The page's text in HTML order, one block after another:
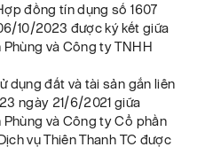
đồng tín dụng số 1607
10/2023 được ký kết giữa
và Công ty TNHH
dụng đất và tài sản gắn liên
ngày 21/6/2021 giữa
và Công ty Cổ phần
vụ Thiên Thanh TC được